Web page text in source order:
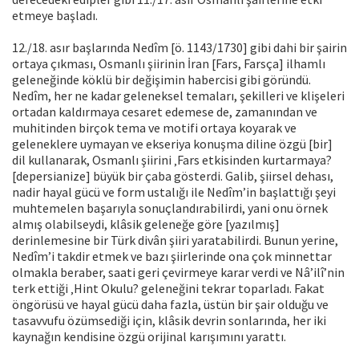
etmeye başladı.
12./18. asır başlarında Nedîm [ö. 1143/1730] gibi dahi bir şairin
ortaya çıkması, Osmanlı şiirinin İran [Fars, Farsça] ilhamlı
geleneğinde köklü bir değişimin habercisi gibi göründü.
Nedîm, her ne kadar geleneksel temaları, şekilleri ve klişeleri
ortadan kaldırmaya cesaret edemese de, zamanından ve
muhitinden birçok tema ve motifi ortaya koyarak ve
geleneklere uymayan ve ekseriya konuşma diline özgü [bir]
dil kullanarak, Osmanlı şiirini ‚Fars etkisinden kurtarmaya?
[depersianize] büyük bir çaba gösterdi. Galib, şiirsel dehası,
nadir hayal gücü ve form ustalığı ile Nedîm’in başlattığı şeyi
muhtemelen başarıyla sonuçlandırabilirdi, yani onu örnek
almış olabilseydi, klâsik geleneğe göre [yazılmış]
derinlemesine bir Türk divân şiiri yaratabilirdi. Bunun yerine,
Nedîm’i takdir etmek ve bazı şiirlerinde ona çok minnettar
olmakla beraber, saati geri çevirmeye karar verdi ve Nâ’ilî’nin
terk ettiği ‚Hint Okulu? geleneğini tekrar toparladı. Fakat
öngörüsü ve hayal gücü daha fazla, üstün bir şair olduğu ve
tasavvufu özümsediği için, klâsik devrin sonlarında, her iki
kaynağın kendisine özgü orijinal karışımını yarattı.